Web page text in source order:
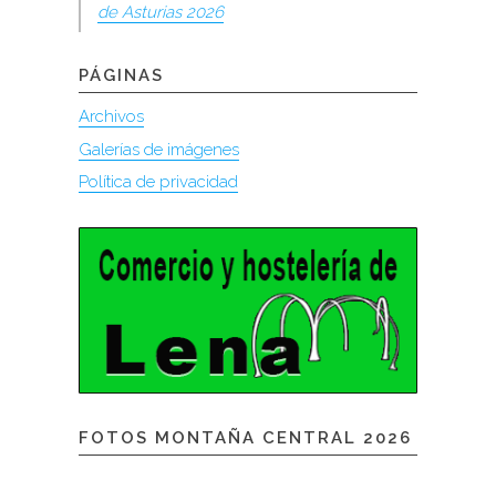
de Asturias 2026
PÁGINAS
Archivos
Galerías de imágenes
Política de privacidad
FOTOS MONTAÑA CENTRAL 2026